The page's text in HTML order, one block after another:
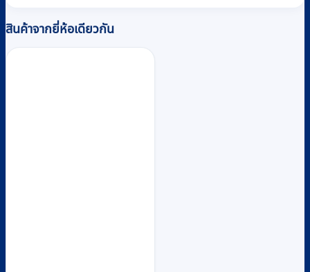
สินค้าจากยี่ห้อเดียวกัน